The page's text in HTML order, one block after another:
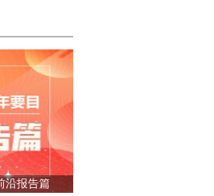
沿报告篇